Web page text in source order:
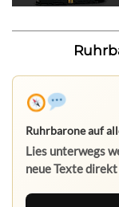
Ruhrbarone auf
Lies unterwegs
neue Texte